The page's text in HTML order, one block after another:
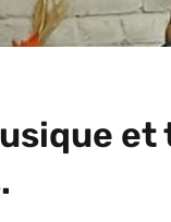
et